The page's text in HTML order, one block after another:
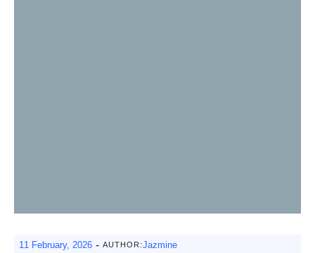
11 February, 2026 - AUTHOR:Jazmine